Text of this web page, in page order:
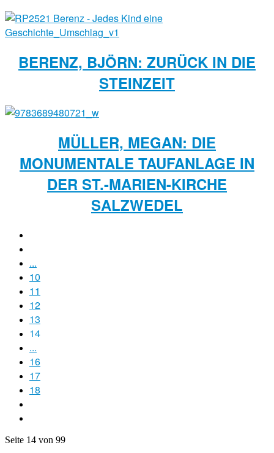
BERENZ, BJÖRN: ZURÜCK IN DIE
STEINZEIT
MÜLLER, MEGAN: DIE
MONUMENTALE TAUFANLAGE IN
DER ST.-MARIEN-KIRCHE
SALZWEDEL
...
10
11
12
13
14
...
16
17
18
Seite 14 von 99